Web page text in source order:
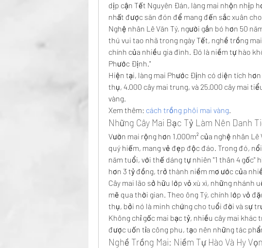
dịp cận Tết Nguyên Đán, làng mai nhộn nhịp
nhất được săn đón để mang đến sắc xuân
Nghệ nhân Lê Văn Tý, người gắn bó hơn 50
thú vui tao nhã trong ngày Tết, nghề trồng
chính của nhiều gia đình. Đó là niềm tự hào
Phước Định."
Hiện tại, làng mai Phước Định có diện tích hơn
thụ, 4.000 cây mai trung, và 25.000 cây mai
vàng.
Xem thêm: cách trồng phôi mai vàng.
Những Cây Mai Bạc Tỷ Làm Nên Danh
Vườn mai rộng hơn 1.000m² của nghệ nhân
quý hiếm, mang vẻ đẹp độc đáo. Trong đó,
năm tuổi, với thế dáng tự nhiên "1 thân 4 gốc"
hơn 3 tỷ đồng, trở thành niềm mơ ước của
Cây mai lão sở hữu lớp vỏ xù xì, những nhánh
mẽ qua thời gian. Theo ông Tý, chính lớp vỏ
thụ, bởi nó là minh chứng cho tuổi đời và sự
Không chỉ gốc mai bạc tỷ, nhiều cây mai khác
được uốn tỉa công phu, tạo nên những tác
Nghề Trồng Mai: Niềm Tự Hào Và Hy